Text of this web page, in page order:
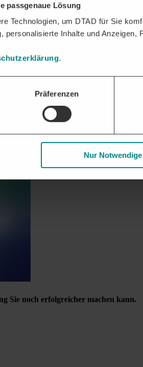
passgenaue Lösung
Technologien, um DTAD für Sie
personalisierte Inhalte und
.
Präferenzen
Nur Notwendige
AUF
Vergabe:
Sie noch erfolgreicher machen kann.